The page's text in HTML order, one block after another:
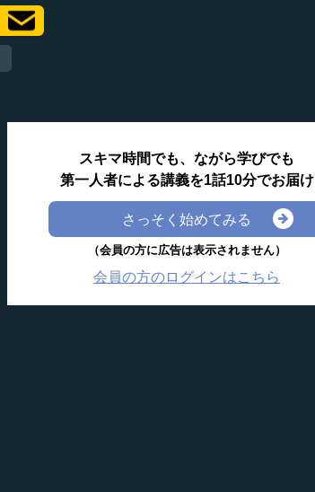
スキマ時間でも、ながら学びでも
第一人者による講義を1話10分でお届け
さっそく始めてみる
（会員の方に広告は表示されません）
会員の方のログインはこちら